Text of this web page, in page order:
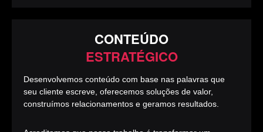
CONTEÚDO
ESTRATÉGICO
Desenvolvemos conteúdo com base nas palavras que
seu cliente escreve, oferecemos soluções de valor,
construímos relacionamentos e geramos resultados.